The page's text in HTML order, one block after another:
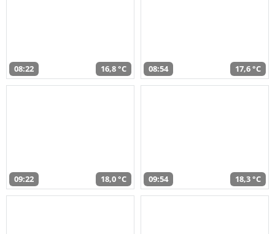
08:22 16,8 °C 08:54 17,6 °C
09:22 18,0 °C 09:54 18,3 °C